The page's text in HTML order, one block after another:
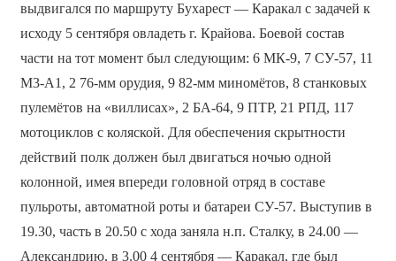
выдвигался по маршруту Бухарест — Каракал с задачей к
исходу 5 сентября овладеть г. Крайова. Боевой состав
части на тот момент был следующим: 6 МК-9, 7 СУ-57, 11
М3-А1, 2 76-мм орудия, 9 82-мм миномётов, 8 станковых
пулемётов на «виллисах», 2 БА-64, 9 ПТР, 21 РПД, 117
мотоциклов с коляской. Для обеспечения скрытности
действий полк должен был двигаться ночью одной
колонной, имея впереди головной отряд в составе
пульроты, автоматной роты и батареи СУ-57. Выступив в
19.30, часть в 20.50 с хода заняла н.п. Сталку, в 24.00 —
Александрию, в 3.00 4 сентября — Каракал, где был